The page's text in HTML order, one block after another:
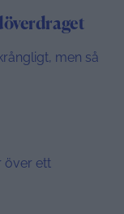
men så
över ett